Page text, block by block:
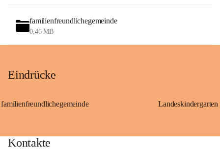
familienfreundlichegemeinde
0,46 MB
Eindrücke
familienfreundlichegemeinde
Kontakte